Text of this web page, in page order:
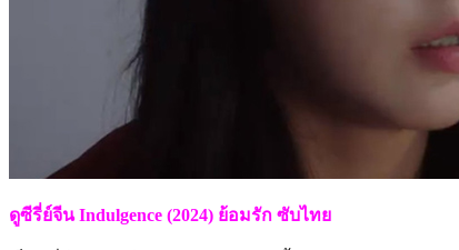
ดูซีรี่ย์จีน Indulgence (2024) ย้อมรัก ซับไทย